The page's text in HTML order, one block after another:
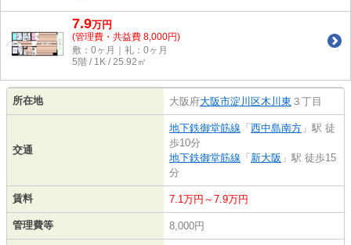
7.9万円
(管理費・共益費 8,000円)
敷：0ヶ月｜礼：0ヶ月
5階 / 1K / 25.92㎡
所在地 大阪府大阪市淀川区木川東 ３丁目
交通
地下鉄御堂筋線 「 西中島南方 」駅 徒
歩10分
地下鉄御堂筋線 「 新大阪 」駅 徒歩15
分
賃料 7.1万円～7.9万円
管理費等 8,000円